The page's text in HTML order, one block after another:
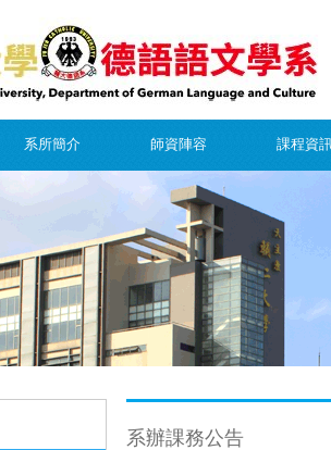
系所簡介 師資陣容 課程資
系辦課務公告